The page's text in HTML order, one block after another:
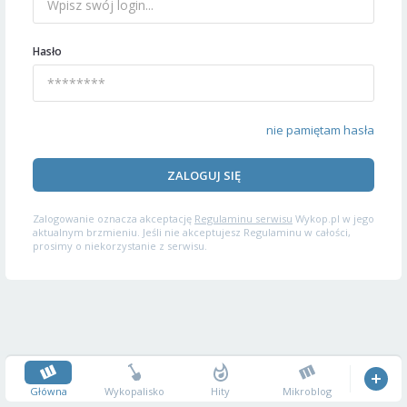
Hasło
nie pamiętam hasła
ZALOGUJ SIĘ
Zalogowanie oznacza akceptację Regulaminu serwisu Wykop.pl w jego
aktualnym brzmieniu. Jeśli nie akceptujesz Regulaminu w całości,
prosimy o niekorzystanie z serwisu.
Główna Wykopalisko Hity Mikroblog